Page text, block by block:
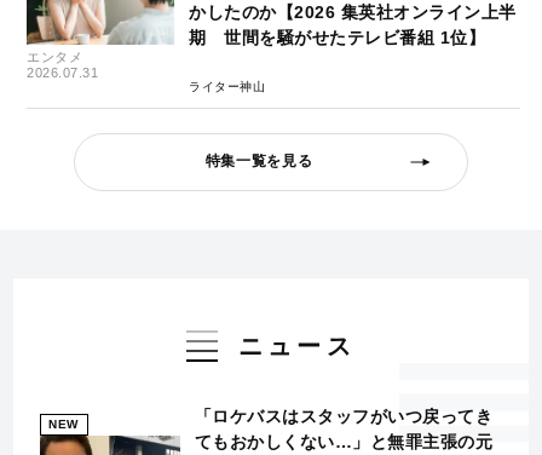
エンタメ
2026.07.31
かしたのか【2026 集英社オンライン上半
期 世間を騒がせたテレビ番組 1位】
ライター神山
特集一覧を見る
ニュース
NEW
「ロケバスはスタッフがいつ戻ってき
てもおかしくない…」と無罪主張の元